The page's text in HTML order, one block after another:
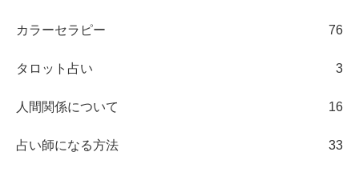
カラーセラピー 76
タロット占い 3
人間関係について 16
占い師になる方法 33